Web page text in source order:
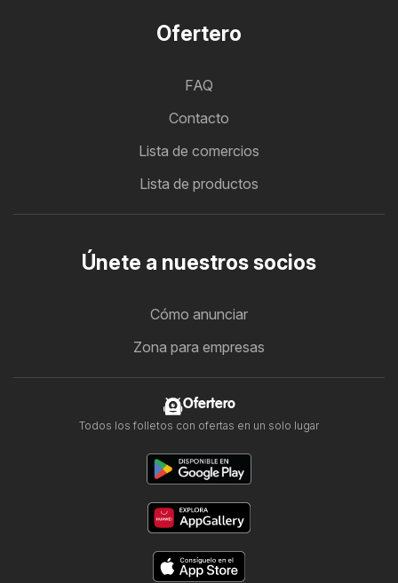
Ofertero
FAQ
Contacto
Lista de comercios
Lista de productos
Únete a nuestros socios
Cómo anunciar
Zona para empresas
Ofertero
Todos los folletos con ofertas en un solo lugar